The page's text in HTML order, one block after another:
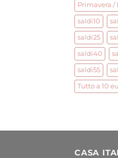
Primavera /
saldi10
saldi25
saldi40
saldi55
Tutto a 10
CASA